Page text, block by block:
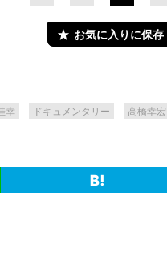
お気に入りに保存
幸 ドキュメンタリー 高橋幸宏